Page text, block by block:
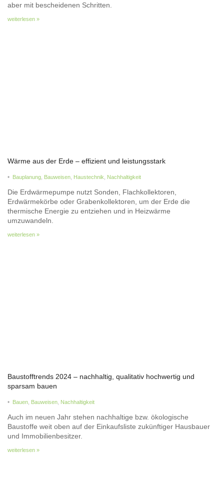
aber mit bescheidenen Schritten.
weiterlesen »
Wärme aus der Erde – effizient und leistungsstark
• Bauplanung Bauweisen Haustechnik Nachhaltigkeit
Die Erdwärmepumpe nutzt Sonden, Flachkollektoren,
Erdwärmekörbe oder Grabenkollektoren, um der Erde die
thermische Energie zu entziehen und in Heizwärme
umzuwandeln.
weiterlesen »
Baustofftrends 2024 – nachhaltig, qualitativ hochwertig und
sparsam bauen
• Bauen Bauweisen Nachhaltigkeit
Auch im neuen Jahr stehen nachhaltige bzw. ökologische
Baustoffe weit oben auf der Einkaufsliste zukünftiger Hausbauer
und Immobilienbesitzer.
weiterlesen »